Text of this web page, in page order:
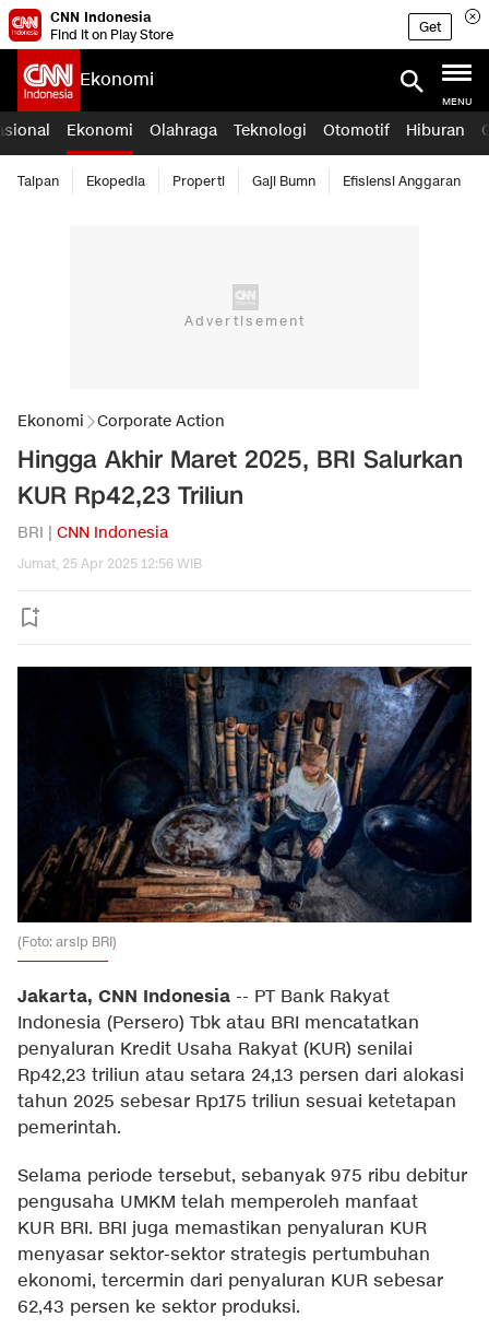
CNN Indonesia
Find it on Play Store
Get
Ekonomi
MENU
Ekonomi Olahraga Teknologi Otomotif Hiburan
Taipan Ekopedia Properti Gaji Bumn Efisiensi Anggaran
Ekonomi Corporate Action
Hingga Akhir Maret 2025, BRI Salurkan
KUR Rp42,23 Triliun
BRI | CNN Indonesia
Jumat, 25 Apr 2025 12:56 WIB
(Foto: arsip BRI)
Jakarta, CNN Indonesia -- PT Bank Rakyat
Indonesia (Persero) Tbk atau BRI mencatatkan
penyaluran Kredit Usaha Rakyat (KUR) senilai
Rp42,23 triliun atau setara 24,13 persen dari alokasi
tahun 2025 sebesar Rp175 triliun sesuai ketetapan
pemerintah.
Selama periode tersebut, sebanyak 975 ribu debitur
pengusaha UMKM telah memperoleh manfaat
KUR BRI. BRI juga memastikan penyaluran KUR
menyasar sektor-sektor strategis pertumbuhan
ekonomi, tercermin dari penyaluran KUR sebesar
62,43 persen ke sektor produksi.